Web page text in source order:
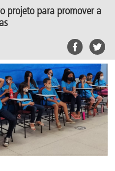
projeto para promover a